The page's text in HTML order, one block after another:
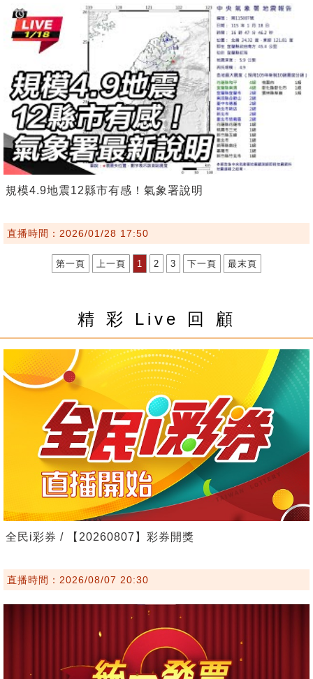
規模4.9地震12縣市有感！氣象署說明
直播時間：2026/01/28 17:50
第一頁 上一頁 1 2 3 下一頁 最末頁
精 彩 Live 回 顧
全民i彩券 / 【20260807】彩券開獎
直播時間：2026/08/07 20:30